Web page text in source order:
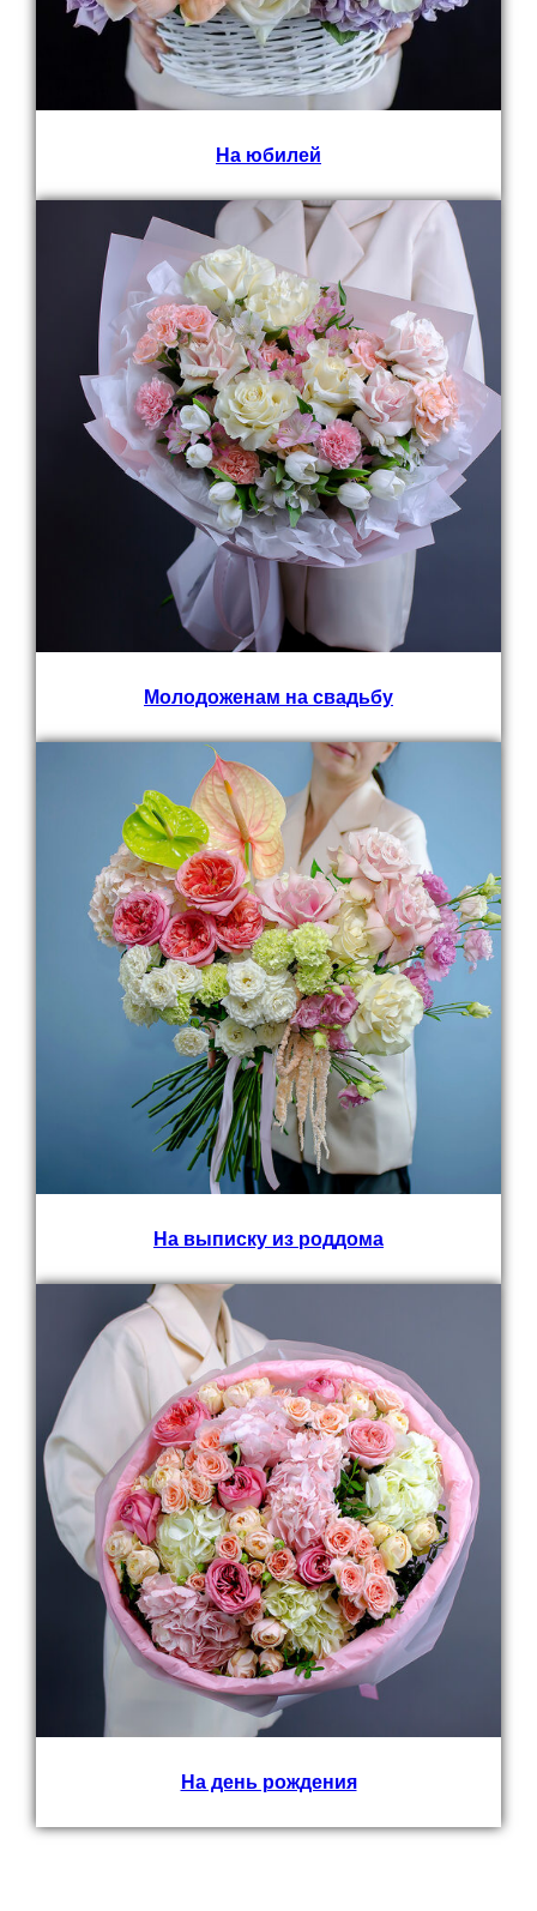
На юбилей
Молодоженам на свадьбу
На выписку из роддома
На день рождения
Букеты